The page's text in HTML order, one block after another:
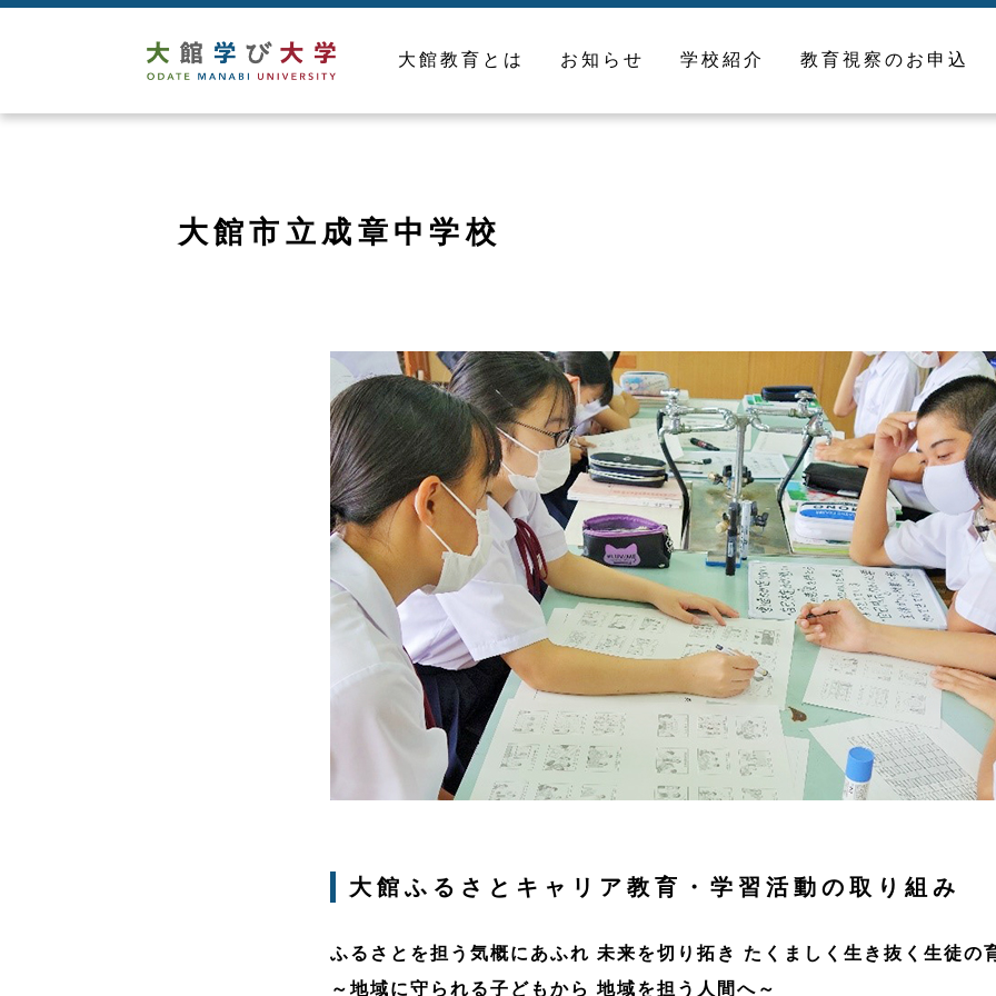
大館教育とは お知らせ 学校紹介 教育視察のお申込
大館市立成章中学校
大館ふるさとキャリア教育・学習活動の取り組み
ふるさとを担う気概にあふれ 未来を切り拓き たくましく生き抜く生徒の
～地域に守られる子どもから 地域を担う人間へ～